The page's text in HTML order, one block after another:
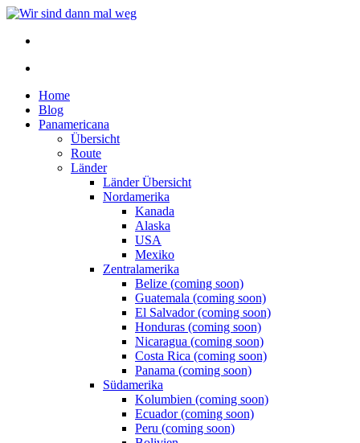
Home
Blog
Panamericana
Übersicht
Route
Länder
Länder Übersicht
Nordamerika
Kanada
Alaska
USA
Mexiko
Zentralamerika
Belize (coming soon)
Guatemala (coming soon)
El Salvador (coming soon)
Honduras (coming soon)
Nicaragua (coming soon)
Costa Rica (coming soon)
Panama (coming soon)
Südamerika
Kolumbien (coming soon)
Ecuador (coming soon)
Peru (coming soon)